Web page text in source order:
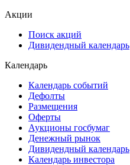
Акции
Поиск акций
Дивидендный календарь
Календарь
Календарь событий
Дефолты
Размещения
Оферты
Аукционы госбумаг
Денежный рынок
Дивидендный календарь
Календарь инвестора